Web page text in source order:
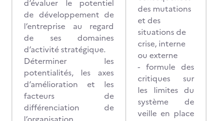
d’évaluer le potentiel
de développement de
l’entreprise au regard
de ses domaines
d’activité stratégique.
Déterminer les
potentialités, les axes
d’amélioration et les
facteurs de
différenciation de
des mutations
et des
situations de
crise, interne
ou externe
- formule des
critiques sur
les limites du
système de
veille en place